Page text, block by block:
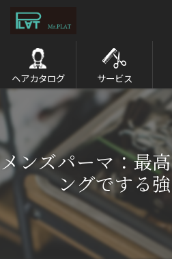
ヘアカタログ サービス
メンズパーマ：最
ングでする